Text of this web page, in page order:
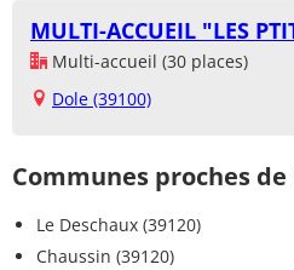
MULTI-ACCUEIL "LES
Multi-accueil (30 places)
Dole (39100)
Communes proches
Le Deschaux (39120)
Chaussin (39120)